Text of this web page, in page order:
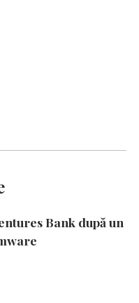
Bank după un